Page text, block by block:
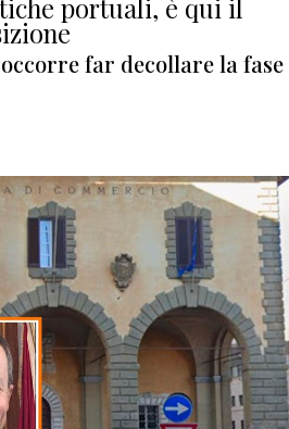
portuali, è qui il
occorre far decollare la fase